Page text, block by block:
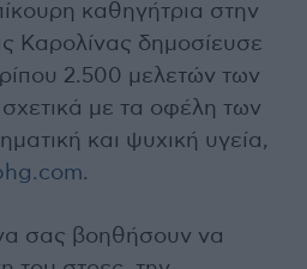
καθηγήτρια στην
Καρολίνας δημοσίευσε
2.500 μελετών των
με τα οφέλη των
και ψυχική υγεία,
.
σας βοηθήσουν να